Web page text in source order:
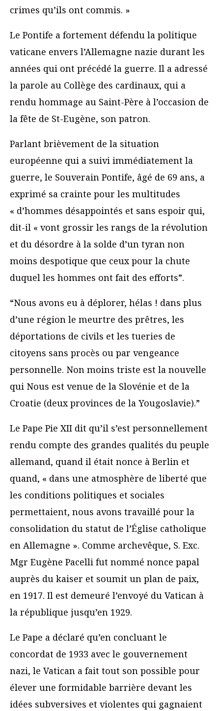
crimes qu’ils ont commis. »
Le Pontife a fortement défendu la politique
vaticane envers l’Allemagne nazie durant les
années qui ont précédé la guerre. Il a adressé
la parole au Collège des cardinaux, qui a
rendu hommage au Saint-Père à l’occasion de
la fête de St-Eugène, son patron.
Parlant brièvement de la situation
européenne qui a suivi immédiatement la
guerre, le Souverain Pontife, âgé de 69 ans, a
exprimé sa crainte pour les multitudes
« d’hommes désappointés et sans espoir qui,
dit-il « vont grossir les rangs de la révolution
et du désordre à la solde d’un tyran non
moins despotique que ceux pour la chute
duquel les hommes ont fait des efforts”.
“Nous avons eu à déplorer, hélas ! dans plus
d’une région le meurtre des prêtres, les
déportations de civils et les tueries de
citoyens sans procès ou par vengeance
personnelle. Non moins triste est la nouvelle
qui Nous est venue de la Slovénie et de la
Croatie (deux provinces de la Yougoslavie).”
Le Pape Pie XII dit qu’il s’est personnellement
rendu compte des grandes qualités du peuple
allemand, quand il était nonce à Berlin et
quand, « dans une atmosphère de liberté que
les conditions politiques et sociales
permettaient, nous avons travaillé pour la
consolidation du statut de l’Église catholique
en Allemagne ». Comme archevêque, S. Exc.
Mgr Eugène Pacelli fut nommé nonce papal
auprès du kaiser et soumit un plan de paix,
en 1917. Il est demeuré l’envoyé du Vatican à
la république jusqu’en 1929.
Le Pape a déclaré qu’en concluant le
concordat de 1933 avec le gouvernement
nazi, le Vatican a fait tout son possible pour
élever une formidable barrière devant les
idées subversives et violentes qui gagnaient